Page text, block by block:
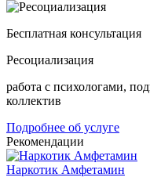
Бесплатная консультация
Ресоциализация
работа с психологами,
коллектив
Подробнее об услуге
Рекомендации
Наркотик Амфетамин